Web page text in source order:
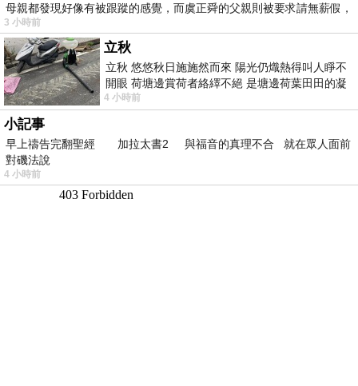
母親都發現好像有被跟蹤的感覺，而虞正舜的父親則被要求請無薪假，
3 小時前
立秋
立秋 悠悠秋日施施然而來 陽光仍熾熱得叫人睜不
開眼 荷塘邊賞荷者絡繹不絕 是塘邊荷葉田田的凝
望 風中飄逸的是映日荷花別樣紅
4 小時前
小記事
早上禱告完翻聖經 加拉太書2 與福音的真理不合 就在眾人面前
對磯法說
4 小時前